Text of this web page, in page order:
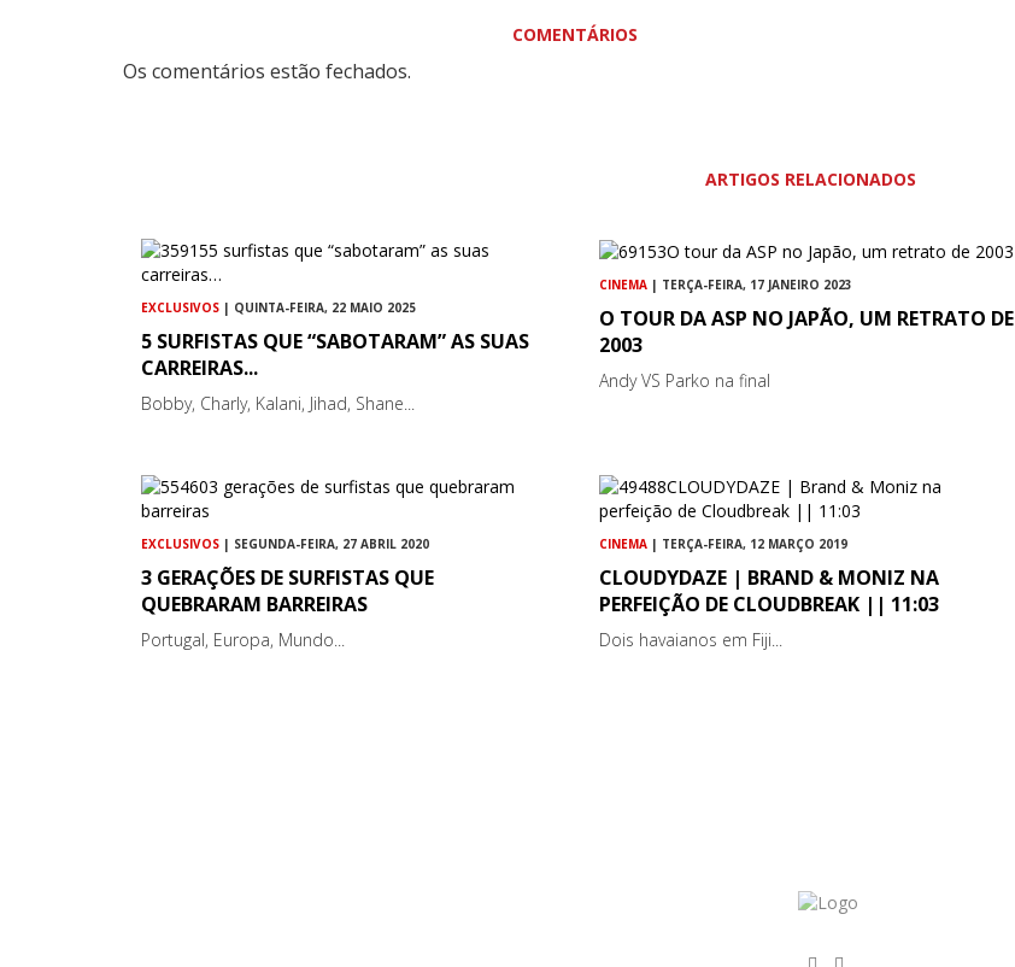
COMENTÁRIOS
Os comentários estão fechados.
ARTIGOS RELACIONADOS
EXCLUSIVOS | QUINTA-FEIRA, 22 MAIO 2025
5 SURFISTAS QUE “SABOTARAM” AS SUAS
CARREIRAS...
Bobby, Charly, Kalani, Jihad, Shane...
CINEMA | TERÇA-FEIRA, 17 JANEIRO 2023
O TOUR DA ASP NO JAPÃO, UM RETRATO DE
2003
Andy VS Parko na final
EXCLUSIVOS | SEGUNDA-FEIRA, 27 ABRIL 2020
3 GERAÇÕES DE SURFISTAS QUE
QUEBRARAM BARREIRAS
Portugal, Europa, Mundo...
CINEMA | TERÇA-FEIRA, 12 MARÇO 2019
CLOUDYDAZE | BRAND & MONIZ NA
PERFEIÇÃO DE CLOUDBREAK || 11:03
Dois havaianos em Fiji...